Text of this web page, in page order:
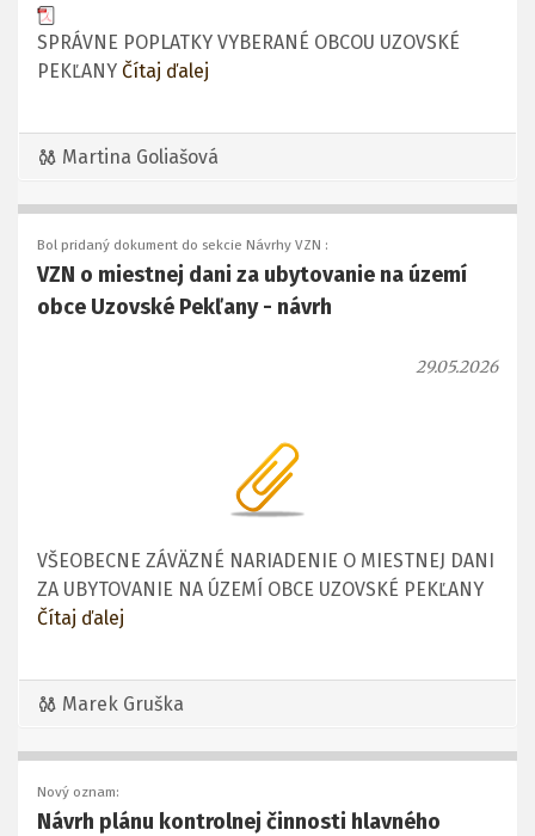
SPRÁVNE POPLATKY VYBERANÉ OBCOU UZOVSKÉ
PEKĽANY Čítaj ďalej
Martina Goliašová
Bol pridaný dokument do sekcie Návrhy VZN :
VZN o miestnej dani za ubytovanie na území
obce Uzovské Pekľany - návrh
29.05.2026
VŠEOBECNE ZÁVÄZNÉ NARIADENIE O MIESTNEJ DANI
ZA UBYTOVANIE NA ÚZEMÍ OBCE UZOVSKÉ PEKĽANY
Čítaj ďalej
Marek Gruška
Nový oznam:
Návrh plánu kontrolnej činnosti hlavného